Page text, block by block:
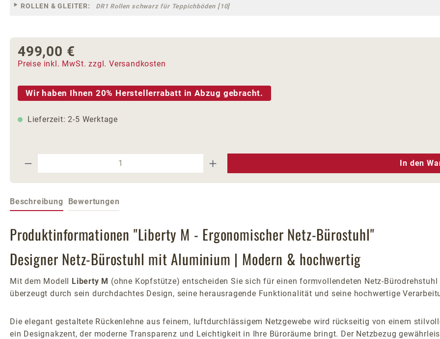
ROLLEN & GLEITER: DR1 Rollen schwarz für Teppichböden [10]
Regulärer Preis:
499,00 €
Preise inkl. MwSt. zzgl. Versandkosten
Wir haben Ihnen 20% Herstellerrabatt in Abzug gebracht.
Lieferzeit: 2-5 Werktage
Produkt Anzahl: Gib den gewünschten Wert ein oder benutze die In den
Beschreibung Bewertungen
Produktinformationen "Liberty M - Ergonomischer Netz-Bürostuhl"
Designer Netz-Bürostuhl mit Aluminium | Modern & hochwertig
Mit dem Modell Liberty M (ohne Kopfstütze) entscheiden Sie sich für einen formvollendeten Netz-
überzeugt durch sein durchdachtes Design, seine herausragende Funktionalität und seine hochwertige
Die elegant gestaltete Rückenlehne aus feinem, luftdurchlässigem Netzgewebe wird rückseitig von einem
ein Designakzent, der moderne Transparenz und Leichtigkeit in Ihre Büroräume bringt. Der Netzbezug